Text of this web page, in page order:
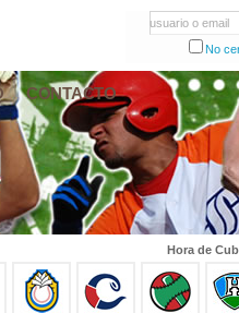
usuario o email
No
CONTACTO
Hora de